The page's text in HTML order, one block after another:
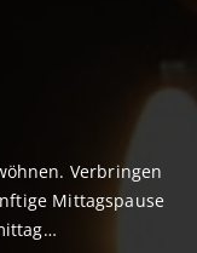
Verbringen
Mittagspause